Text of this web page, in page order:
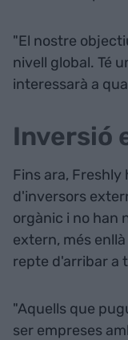
"El nostre
nivell global. Té
interessarà a
Inversió
Fins ara,
d'inversors
orgànic i no han
extern, més
repte d'arribar a
"Aquells que
ser empreses